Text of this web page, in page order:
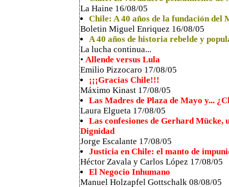
La Haine 16/08/05
Chile: A 40 años de la fundación del
Boletin Miguel Enriquez 16/08/05
A 40 años de historia rebelde y
La lucha continua...
• Allende versus Lula
Emilio Pizzocaro 17/08/05
¡¡¡Gracias Chile!!!
Máximo Kinast 17/08/05
Las Madres de Plaza de Mayo y...
Laura Elgueta 17/08/05
Las confesiones de Gerhard Mücke,
Dignidad
Jorge Escalante 17/08/05
Justicia en Chile: el manto de
Héctor Zavala y Carlos López 17/08/05
El Negocio Inhumano
Manuel Holzapfel Gottschalk 08/08/05